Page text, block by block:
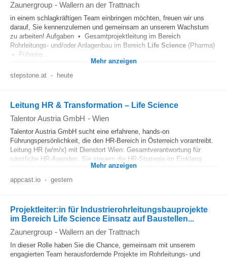
Zaunergroup - Wallern an der Trattnach
in einem schlagkräftigen Team einbringen möchten, freuen wir uns
darauf, Sie kennenzulernen und gemeinsam an unserem Wachstum
zu arbeiten! Aufgaben • Gesamtprojektleitung im Bereich
Rohrleitungs- und/oder Anlagenbau im Bereich Life Science (Pharma)
• Führung...
Mehr anzeigen
stepstone.at - heute
Leitung HR & Transformation – Life Science
Talentor Austria GmbH - Wien
Talentor Austria GmbH sucht eine erfahrene, hands-on
Führungspersönlichkeit, die den HR-Bereich in Österreich vorantreibt.
Leitung HR (w/m/x) mit Dienstort Wien: Gesamtverantwortung für
sämtliche HR-Agenden. Sie steuern die HR-Strategie im Einklang...
Mehr anzeigen
appcast.io - gestern
Projektleiter:in für Industrierohrleitungsbauprojekte
im Bereich Life Science Einsatz auf Baustellen...
Zaunergroup - Wallern an der Trattnach
In dieser Rolle haben Sie die Chance, gemeinsam mit unserem
engagierten Team herausfordernde Projekte im Rohrleitungs- und